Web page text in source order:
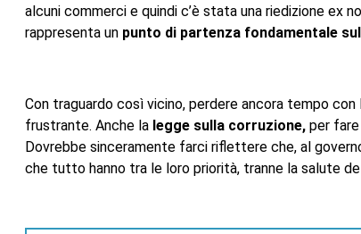
alcuni commerci e quindi c’è stata una riedizione ex
rappresenta un punto di partenza fondamentale
Con traguardo così vicino, perdere ancora tempo
frustrante. Anche lalegge sulla corruzione,per fare
Dovrebbe sinceramente farci riflettere che, al
che tutto hanno tra le loro priorità, tranne la salute